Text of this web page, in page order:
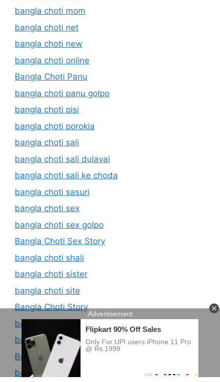
bangla choti mom
bangla choti net
bangla choti new
bangla choti online
Bangla Choti Panu
bangla choti panu golpo
bangla choti pisi
bangla choti porokia
bangla choti sali
bangla choti sali dulavai
bangla choti sali ke choda
bangla choti sasuri
bangla choti sex
bangla choti sex golpo
Bangla Choti Sex Story
bangla choti shali
bangla choti sister
bangla choti site
Bangla Choti Story
bangla choti story new
bangla choti talika
Bangla Choti Update
bangla choti updated